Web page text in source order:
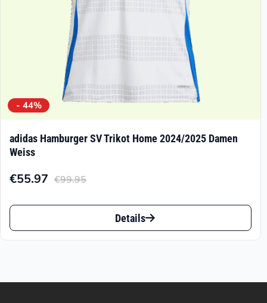
Produktseite
- 44%
adidas Hamburger SV Trikot Home 2024/2025 Damen
Weiss
€99.95
Ursprünglicher
Preis
€99.95
€55.97
Aktueller
Preis
€55.97.
Dieses
Produkt
Details